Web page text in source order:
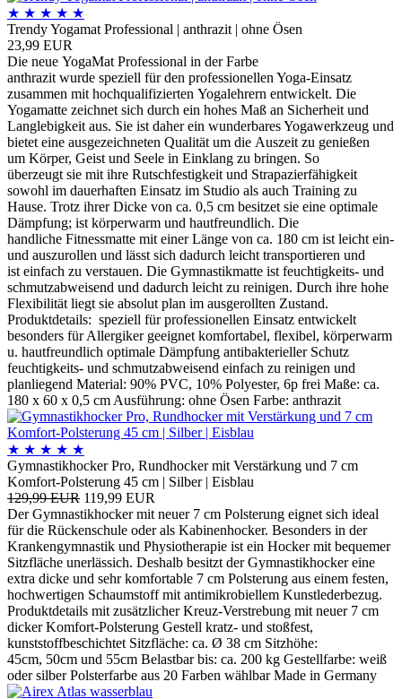
★ ★ ★ ★ ★
Trendy Yogamat Professional | anthrazit | ohne Ösen
23,99 EUR
Die neue YogaMat Professional in der Farbe
anthrazit wurde speziell für den professionellen Yoga-Einsatz
zusammen mit hochqualifizierten Yogalehrern entwickelt. Die
Yogamatte zeichnet sich durch ein hohes Maß an Sicherheit und
Langlebigkeit aus. Sie ist daher ein wunderbares Yogawerkzeug und
bietet eine ausgezeichneten Qualität um die Auszeit zu genießen
um Körper, Geist und Seele in Einklang zu bringen. So
überzeugt sie mit ihre Rutschfestigkeit und Strapazierfähigkeit
sowohl im dauerhaften Einsatz im Studio als auch Training zu
Hause. Trotz ihrer Dicke von ca. 0,5 cm besitzet sie eine optimale
Dämpfung; ist körperwarm und hautfreundlich. Die
handliche Fitnessmatte mit einer Länge von ca. 180 cm ist leicht ein-
und auszurollen und lässt sich dadurch leicht transportieren und
ist einfach zu verstauen. Die Gymnastikmatte ist feuchtigkeits- und
schmutzabweisend und dadurch leicht zu reinigen. Durch ihre hohe
Flexibilität liegt sie absolut plan im ausgerollten Zustand.
Produktdetails: speziell für professionellen Einsatz entwickelt
besonders für Allergiker geeignet komfortabel, flexibel, körperwarm
u. hautfreundlich optimale Dämpfung antibakterieller Schutz
feuchtigkeits- und schmutzabweisend einfach zu reinigen und
planliegend Material: 90% PVC, 10% Polyester, 6p frei Maße: ca.
180 x 60 x 0,5 cm Ausführung: ohne Ösen Farbe: anthrazit
★ ★ ★ ★ ★
Gymnastikhocker Pro, Rundhocker mit Verstärkung und 7 cm
Komfort-Polsterung 45 cm | Silber | Eisblau
129,99 EUR 119,99 EUR
Der Gymnastikhocker mit neuer 7 cm Polsterung eignet sich ideal
für die Rückenschule oder als Kabinenhocker. Besonders in der
Krankengymnastik und Physiotherapie ist ein Hocker mit bequemer
Sitzfläche unerlässich. Deshalb besitzt der Gymnastikhocker eine
extra dicke und sehr komfortable 7 cm Polsterung aus einem festen,
hochwertigen Schaumstoff mit antimikrobiellem Kunstlederbezug.
Produktdetails mit zusätzlicher Kreuz-Verstrebung mit neuer 7 cm
dicker Komfort-Polsterung Gestell kratz- und stoßfest,
kunststoffbeschichtet Sitzfläche: ca. Ø 38 cm Sitzhöhe:
45cm, 50cm und 55cm Belastbar bis: ca. 200 kg Gestellfarbe: weiß
oder silber Polsterfarbe aus 20 Farben wählbar Made in Germany